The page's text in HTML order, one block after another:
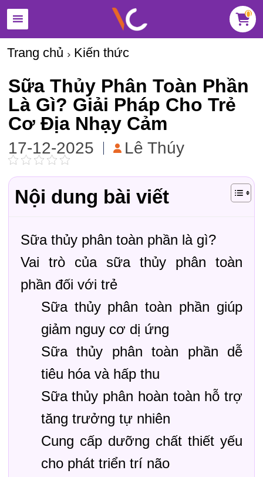
0
Trang chủ Kiến thức
Sữa Thủy Phân Toàn Phần
Là Gì? Giải Pháp Cho Trẻ
Cơ Địa Nhạy Cảm
17-12-2025 Lê Thúy
Nội dung bài viết
Sữa thủy phân toàn phần là gì?
Vai trò của sữa thủy phân toàn
phần đối với trẻ
Sữa thủy phân toàn phần giúp
giảm nguy cơ dị ứng
Sữa thủy phân toàn phần dễ
tiêu hóa và hấp thu
Sữa thủy phân hoàn toàn hỗ trợ
tăng trưởng tự nhiên
Cung cấp dưỡng chất thiết yếu
cho phát triển trí não